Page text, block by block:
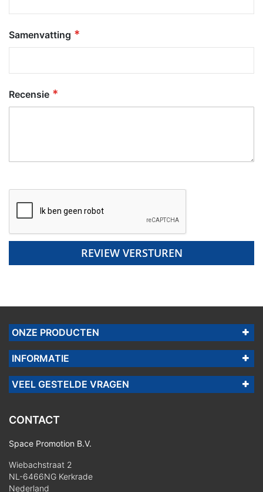
Samenvatting
Recensie
REVIEW VERSTUREN
ONZE PRODUCTEN
INFORMATIE
VEEL GESTELDE VRAGEN
CONTACT
Space Promotion B.V.
Wiebachstraat 2
NL-6466NG Kerkrade
Nederland